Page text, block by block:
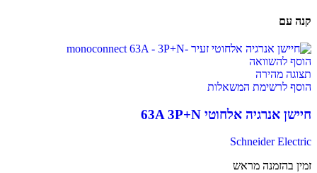
קנה עם
הוסף להשוואה
תצוגה מהירה
הוסף לרשימת המשאלות
חיישן אנרגיה אלחוטי 63A 3P+N
Schneider Electric
זמין בהזמנה מראש